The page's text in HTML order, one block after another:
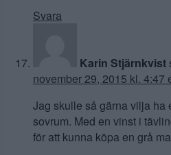
Svara
Karin Stjärnkvist
november 29, 2015 kl. 4:47
Jag skulle så gärna vilja ha
sovrum. Med en vinst i
för att kunna köpa en grå